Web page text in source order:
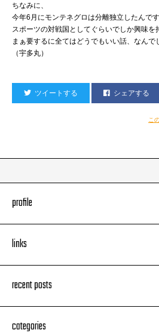
ちなみに、
今年6月にモンテネグロは分離独立したんです
スポーツの対戦国としてぐらいでしか興味を
まぁ要するに全てはどうでもいい話、なん
（宇多丸）
ツイートする シェアする
こ
profile
links
recent posts
categories